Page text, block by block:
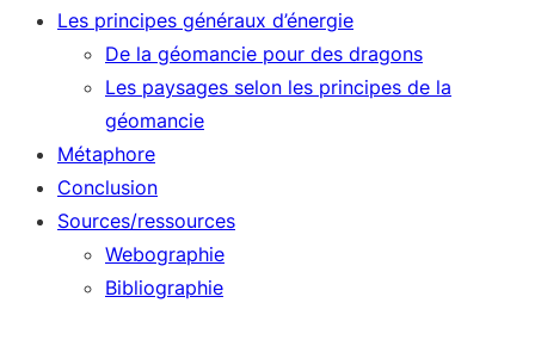
Les principes généraux d’énergie
De la géomancie pour des dragons
Les paysages selon les principes de la
géomancie
Métaphore
Conclusion
Sources/ressources
Webographie
Bibliographie